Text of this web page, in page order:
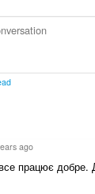
ε
ω
:
λ
ο
σ
:
β
α
ο
ή
ε
ago
працює добре.